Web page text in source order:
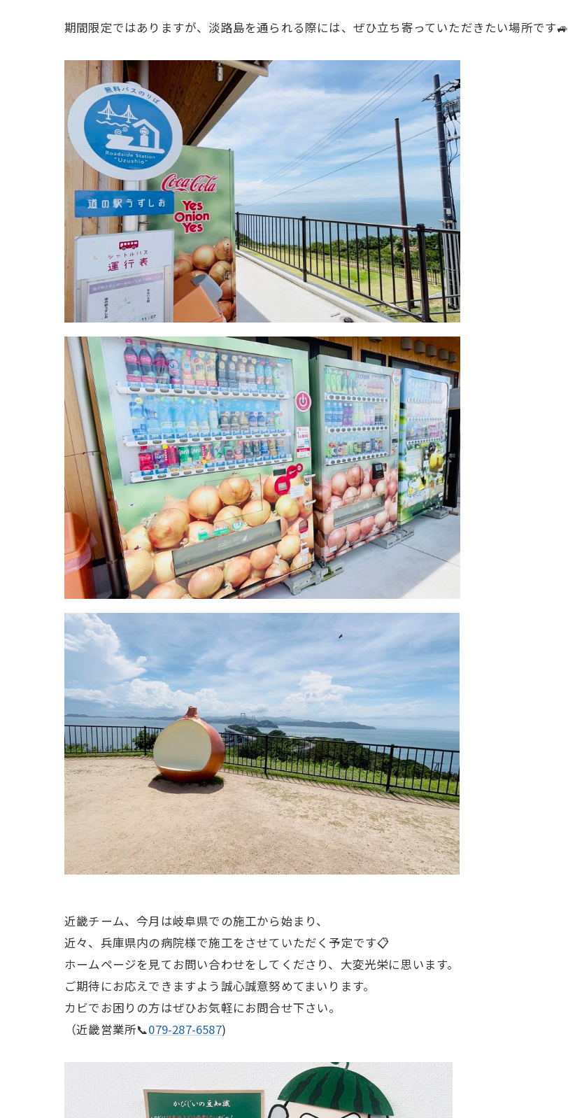
期間限定ではありますが、淡路島を通られる際には、ぜひ立ち寄っていただきたい場所です🚙
近畿チーム、今月は岐阜県での施工から始まり、
近々、兵庫県内の病院様で施工をさせていただく予定です📋
ホームページを見てお問い合わせをしてくださり、大変光栄に思います。
ご期待にお応えできますよう誠心誠意努めてまいります。
カビでお困りの方はぜひお気軽にお問合せ下さい。
（近畿営業所📞079-287-6587)